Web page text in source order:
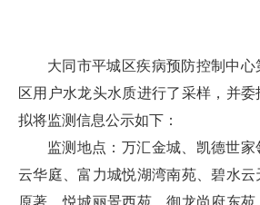
大同市平城区疾病预防控制中
区用户水龙头水质进行了采样，并委
拟将监测信息公示如下：
监测地点：万汇金城、凯德世
云华庭、富力城悦湖湾南苑、碧水
原著、悦城丽景西苑、御龙尚府东